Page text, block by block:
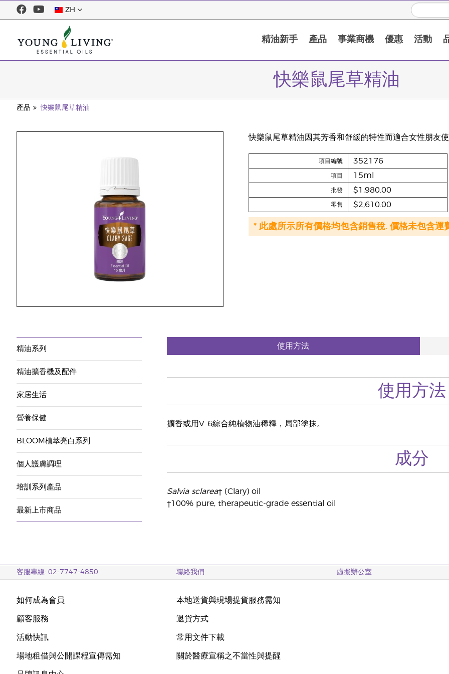
ZH
精油新手 產品 事業商機 優惠 活動
快樂鼠尾草精油
產品 快樂鼠尾草精油
快樂鼠尾草精油因其芳香和舒緩的特性而適合女性朋友
項目編號 352176
項目 15ml
批發 $1,980.00
零售 $2,610.00
* 此處所示所有價格均包含銷售稅. 價格未包含運
精油系列
精油擴香機及配件
家居生活
營養保健
BLOOM植萃亮白系列
個人護膚調理
培訓系列產品
最新上市商品
使用方法
使用方法
擴香或用V-6綜合純植物油稀釋，局部塗抹。
成分
Salvia sclarea† (Clary) oil
†100% pure, therapeutic-grade essential oil
客服專線: 02-7747-4850 聯絡我們 虛擬辦公室
如何成為會員
顧客服務
活動快訊
場地租借與公開課程宣傳需知
本地送貨與現場提貨服務需知
退貨方式
常用文件下載
關於醫療宣稱之不當性與提醒